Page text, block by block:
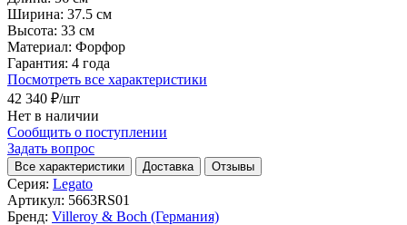
Ширина: 37.5 см
Высота: 33 см
Материал: Форфор
Гарантия: 4 года
Посмотреть все характеристики
42 340 ₽/шт
Нет в наличии
Сообщить о поступлении
Задать вопрос
Все характеристики Доставка Отзывы
Серия: Legato
Артикул: 5663RS01
Бренд: Villeroy & Boch (Германия)